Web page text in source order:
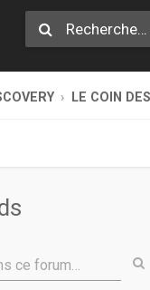
LE COIN
ce forum…